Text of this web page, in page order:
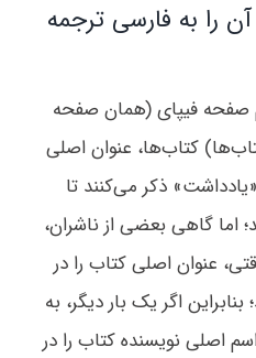
را به فارسی ترجمه
صفحه فیپای (همان صفحه
کتاب‌ها، عنوان اصلی
ذکر می‌کنند تا
گاهی بعضی از ناشران،
عنوان اصلی کتاب را در
اگر یک بار دیگر، به
اصلی نویسنده کتاب را در